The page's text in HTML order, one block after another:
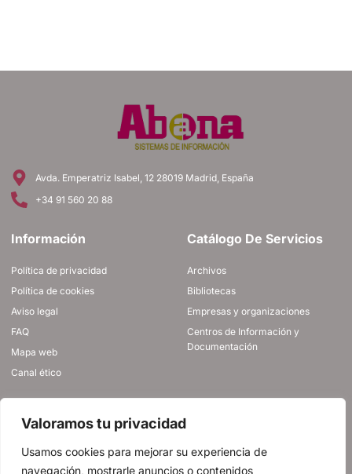
Valoramos tu privacidad
Usamos cookies para mejorar su experiencia de
navegación, mostrarle anuncios o contenidos
Avda. Emperatriz Isabel, 12 28019 Madrid, España
+34 91 560 20 88
Información
Política de privacidad
Política de cookies
Aviso legal
FAQ
Mapa web
Canal ético
Catálogo De Servicios
Archivos
Bibliotecas
Empresas y organizaciones
Centros de Información y
Documentación
ÚNETE A NOSOTROS